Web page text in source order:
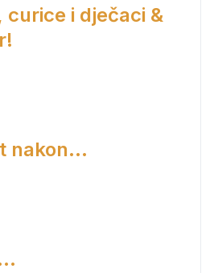
curice i dječaci &
nakon…